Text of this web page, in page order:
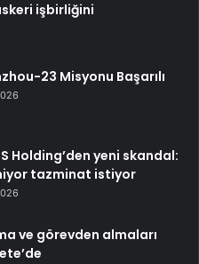
işbirliğini
23 Misyonu Başarılı
Holding’den yeni skandal:
tazminat istiyor
ve görevden almaları